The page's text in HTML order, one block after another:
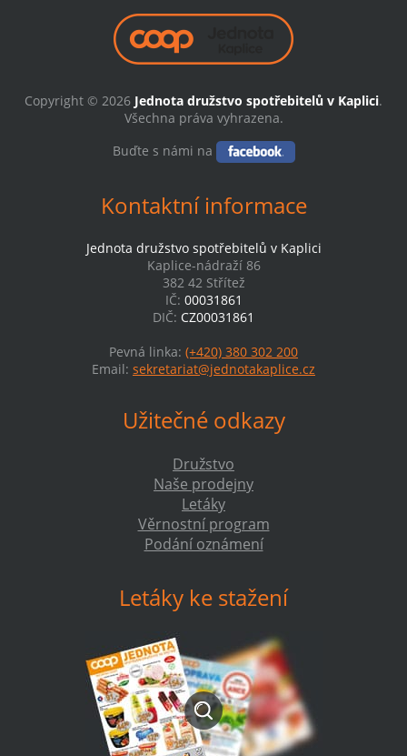
Copyright © 2026 Jednota družstvo spotřebitelů v Kaplici.
Všechna práva vyhrazena.
Buďte s námi na
Kontaktní informace
Jednota družstvo spotřebitelů v Kaplici
Kaplice-nádraží 86
382 42 Střítež
IČ: 00031861
DIČ: CZ00031861
Pevná linka: (+420) 380 302 200
Email: sekretariat@jednotakaplice.cz
Užitečné odkazy
Družstvo
Naše prodejny
Letáky
Věrnostní program
Podání oznámení
Letáky ke stažení